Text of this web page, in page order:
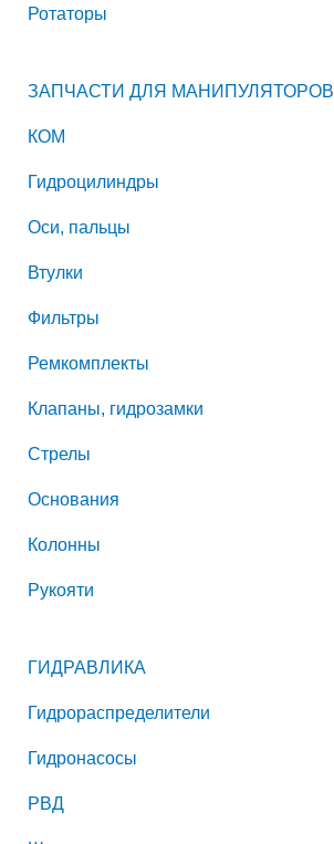
Ротаторы
ЗАПЧАСТИ ДЛЯ МАНИПУЛЯТОРОВ
КОМ
Гидроцилиндры
Оси, пальцы
Втулки
Фильтры
Ремкомплекты
Клапаны, гидрозамки
Стрелы
Основания
Колонны
Рукояти
ГИДРАВЛИКА
Гидрораспределители
Гидронасосы
РВД